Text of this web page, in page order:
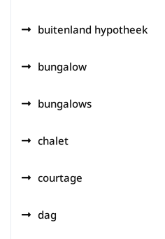
buitenland hypotheek
bungalow
bungalows
chalet
courtage
dag